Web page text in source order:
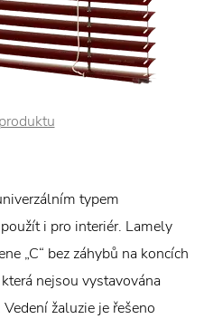
typem
i pro interiér. Lamely
„C“ bez záhybů na koncích
nejsou vystavována
žaluzie je řešeno